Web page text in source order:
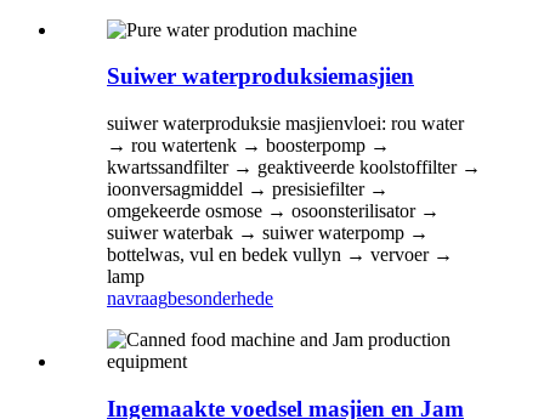
Suiwer waterproduksiemasjien
suiwer waterproduksie masjienvloei: rou water
→ rou watertenk → boosterpomp →
kwartssandfilter → geaktiveerde koolstoffilter →
ioonversagmiddel → presisiefilter →
omgekeerde osmose → osoonsterilisator →
suiwer waterbak → suiwer waterpomp →
bottelwas, vul en bedek vullyn → vervoer →
lamp
navraagbesonderhede
Ingemaakte voedsel masjien en Jam